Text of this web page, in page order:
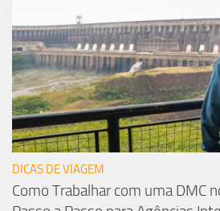
DICAS DE VIAGEM
Como Trabalhar com uma DMC